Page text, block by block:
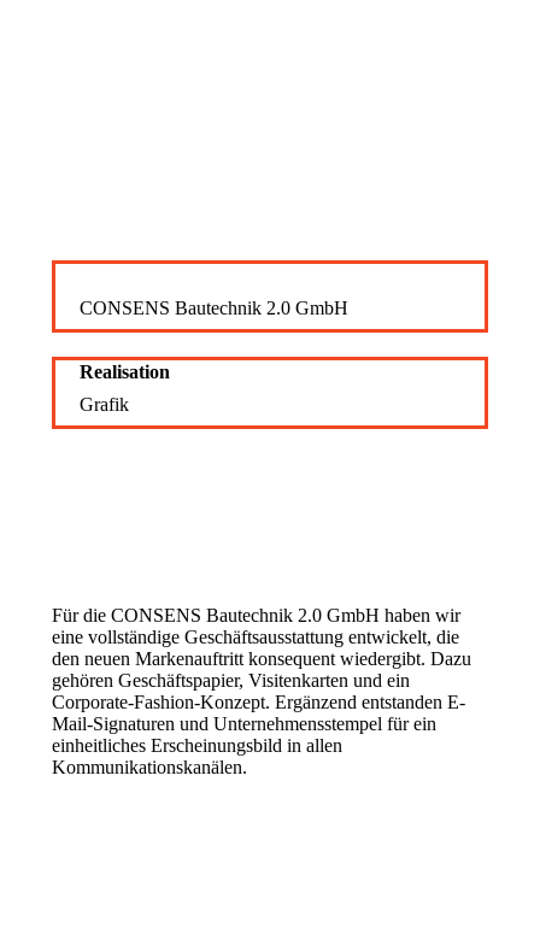
CONSENS Bautechnik 2.0 GmbH
Realisation
Grafik
Für die CONSENS Bautechnik 2.0 GmbH haben wir
eine vollständige Geschäftsausstattung entwickelt, die
den neuen Markenauftritt konsequent wiedergibt. Dazu
gehören Geschäftspapier, Visitenkarten und ein
Corporate-Fashion-Konzept. Ergänzend entstanden E-
Mail-Signaturen und Unternehmensstempel für ein
einheitliches Erscheinungsbild in allen
Kommunikationskanälen.